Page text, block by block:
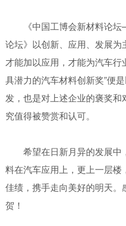
《中国工博会新材料论坛
论坛》以创新、应用、发展为
才能加以应用，才能为汽车行
具潜力的汽车材料创新奖”便
发，也是对上述企业的褒奖
究值得被赞赏和认可。
希望在日新月异的发展中
料在汽车应用上，更上一层楼
佳绩，携手走向美好的明天
贺！